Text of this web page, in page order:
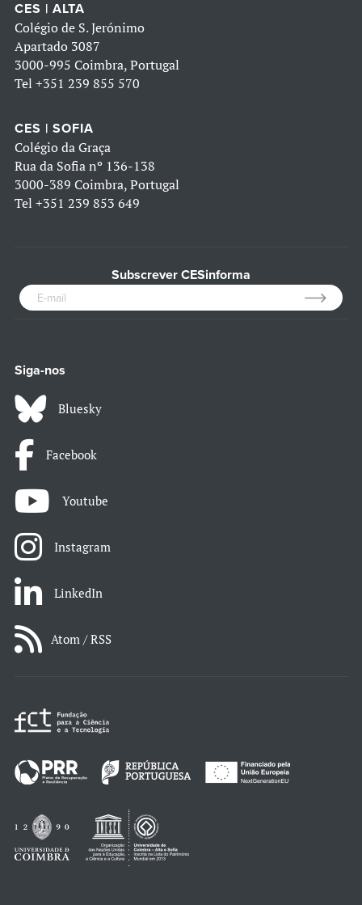
CES | ALTA
Colégio de S. Jerónimo
Apartado 3087
3000-995 Coimbra, Portugal
Tel +351 239 855 570
CES | SOFIA
Colégio da Graça
Rua da Sofia nº 136-138
3000-389 Coimbra, Portugal
Tel +351 239 853 649
Subscrever CESinforma
Siga-nos
Bluesky
Facebook
Youtube
Instagram
LinkedIn
Atom / RSS